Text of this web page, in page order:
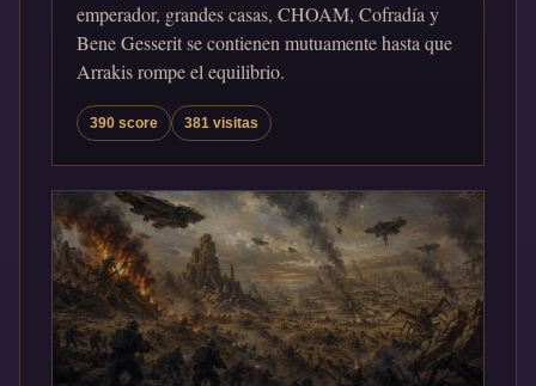
emperador, grandes casas, CHOAM, Cofradía y
Bene Gesserit se contienen mutuamente hasta que
Arrakis rompe el equilibrio.
390 score 381 visitas